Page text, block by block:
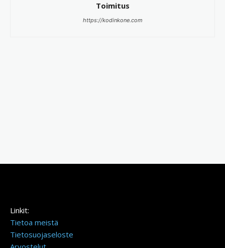
Toimitus
https://kodinkone.com
Linkit:
Tietoa meistä
Tietosuojaseloste